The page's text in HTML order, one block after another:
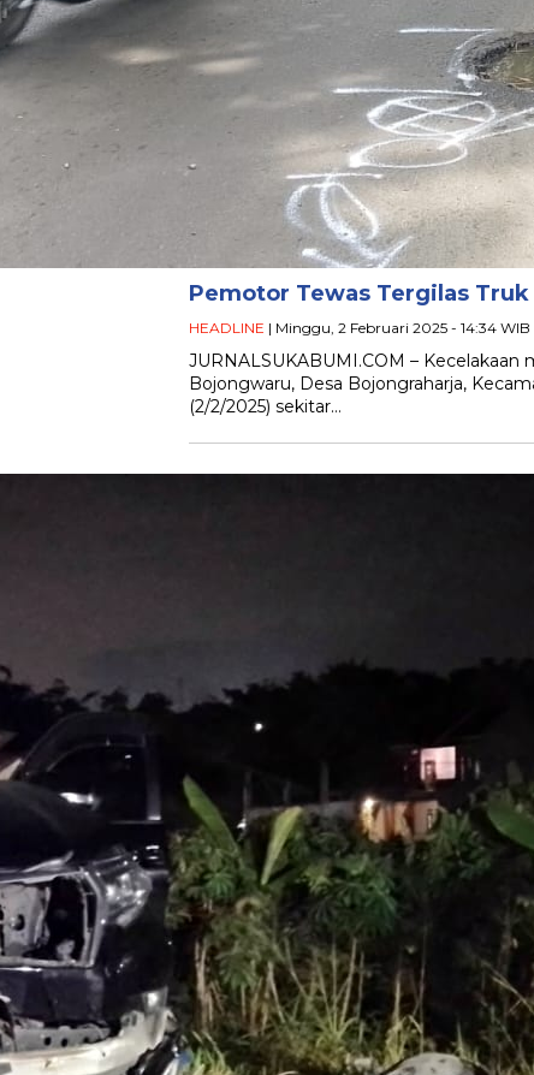
Pemotor Tewas Tergilas
HEADLINE | Minggu, 2 Februari 2025 - 14:34 WIB
JURNALSUKABUMI.COM –
Bojongwaru, Desa Bojongraharja,
(2/2/2025) sekitar…